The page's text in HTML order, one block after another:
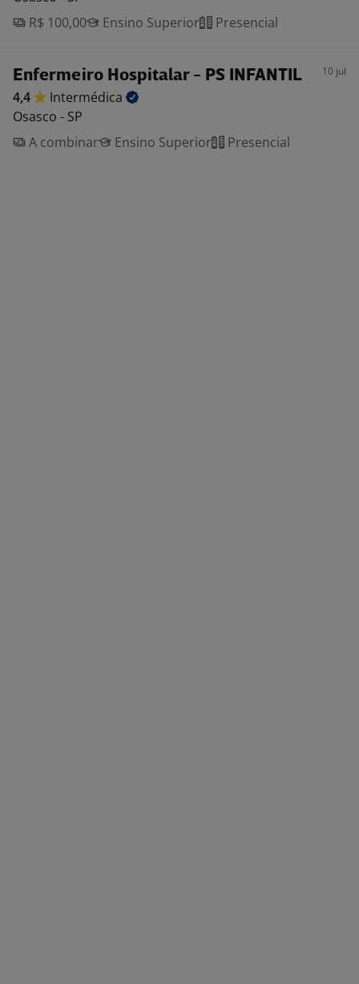
R$ 100,00
Ensino Superior Presencial
Enfermeiro Hospitalar - PS INFANTIL 10 jul
4,4
Intermédica
Osasco - SP
A combinar
Ensino Superior Presencial